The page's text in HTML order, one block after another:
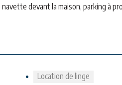
devant la maison, parking à
Location de linge